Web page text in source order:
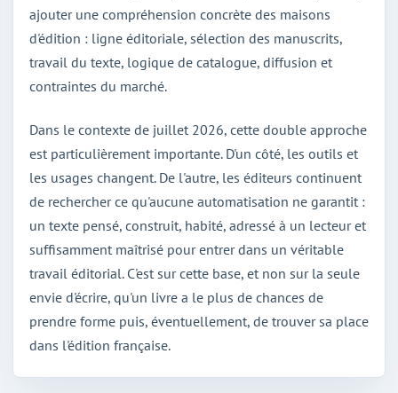
ajouter une compréhension concrète des maisons
d'édition : ligne éditoriale, sélection des manuscrits,
travail du texte, logique de catalogue, diffusion et
contraintes du marché.
Dans le contexte de juillet 2026, cette double approche
est particulièrement importante. D'un côté, les outils et
les usages changent. De l'autre, les éditeurs continuent
de rechercher ce qu'aucune automatisation ne garantit :
un texte pensé, construit, habité, adressé à un lecteur et
suffisamment maîtrisé pour entrer dans un véritable
travail éditorial. C'est sur cette base, et non sur la seule
envie d'écrire, qu'un livre a le plus de chances de
prendre forme puis, éventuellement, de trouver sa place
dans l'édition française.